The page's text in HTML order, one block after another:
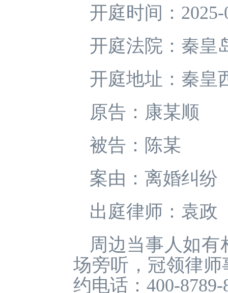
开庭时间：2025-
开庭法院：秦皇
开庭地址：秦皇
原告：康某顺
被告：陈某
案由：离婚纠纷
出庭律师：袁政
周边当事人如
场旁听，冠领律
约电话：400-8789-